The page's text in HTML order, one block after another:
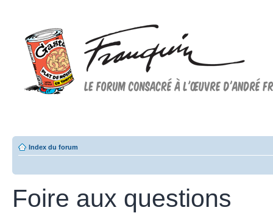
Index du forum
Foire aux questions